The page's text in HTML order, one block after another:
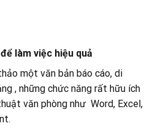
làm việc hiệu quả
một văn bản báo cáo, di
, những chức năng rất hữu ích
văn phòng như Word, Excel,